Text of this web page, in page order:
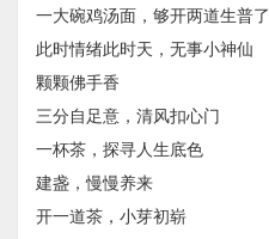
一大碗鸡汤面，够开两道生普了
此时情绪此时天，无事小神仙
颗颗佛手香
三分自足意，清风扣心门
一杯茶，探寻人生底色
建盏，慢慢养来
开一道茶，小芽初崭